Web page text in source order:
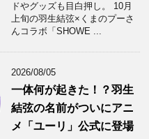
ドやグッズも目白押し。 10月
上旬の羽生結弦×くまのプーさ
んコラボ「SHOWE ...
2026/08/05
一体何が起きた！？羽生
結弦の名前がついにアニ
メ「ユーリ」公式に登場